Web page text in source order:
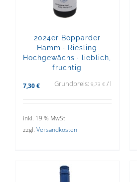
2024er Bopparder
Hamm · Riesling
Hochgewächs · lieblich,
fruchtig
7,30 € Grundpreis: 9,73 €/ l
inkl. 19 % MwSt.
zzgl. Versandkosten